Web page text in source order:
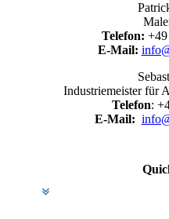
Telefon:
E-Mail:
Industriemeister für
Telefon:
E-Mail: